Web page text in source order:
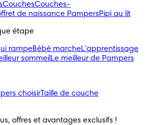
CouchesCouches-
de naissance PampersPipi au lit
étape
rampeBébé marcheL'apprentissage
sommeil Le meilleur de Pampers
choisirTaille de couche
offres et avantages exclusifs !